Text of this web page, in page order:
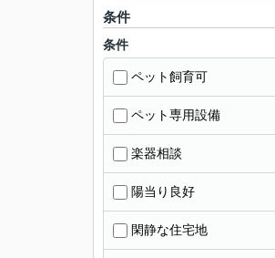
条件
条件
ペット飼育可
ペット専用設備
楽器相談
陽当り良好
閑静な住宅地